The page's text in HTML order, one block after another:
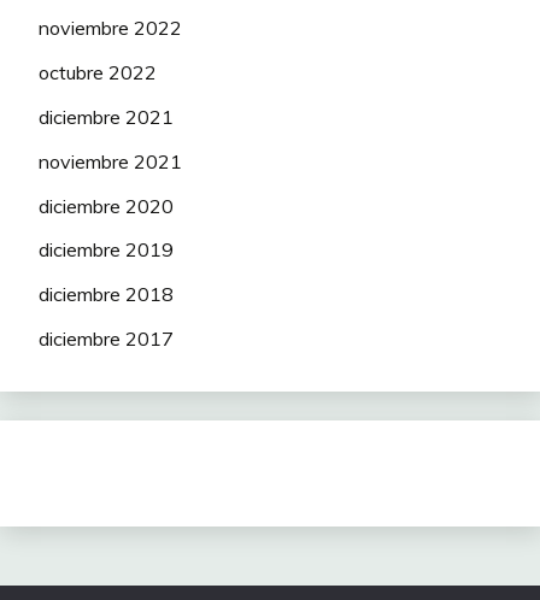
noviembre 2022
octubre 2022
diciembre 2021
noviembre 2021
diciembre 2020
diciembre 2019
diciembre 2018
diciembre 2017